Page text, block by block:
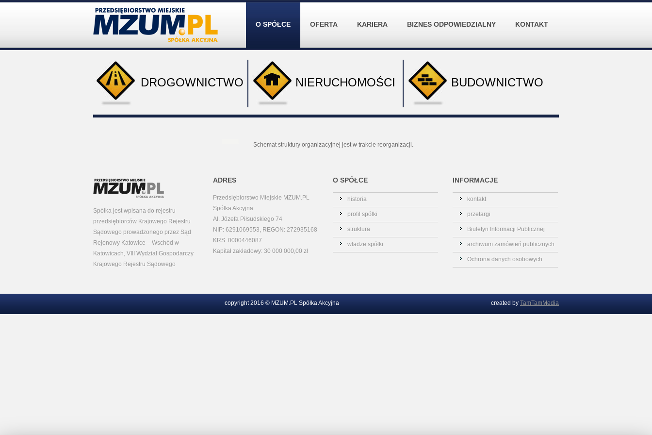
O SPÓŁCE OFERTA KARIERA BIZNES ODPOWIEDZIALNY KONTAKT
DROGOWNICTWO NIERUCHOMOŚCI BUDOWNICTWO
Schemat struktury organizacyjnej jest w trakcie reorganizacji.
Spółka jest wpisana do rejestru
przedsiębiorców Krajowego Rejestru
Sądowego prowadzonego przez Sąd
Rejonowy Katowice – Wschód w
Katowicach, VIII Wydział Gospodarczy
Krajowego Rejestru Sądowego
ADRES
Przedsiębiorstwo Miejskie MZUM.PL
Spółka Akcyjna
Al. Józefa Piłsudskiego 74
NIP: 6291069553, REGON: 272935168
KRS: 0000446087
Kapitał zakładowy: 30 000 000,00 zł
O SPÓŁCE
historia
profil spółki
struktura
władze spółki
INFORMACJE
kontakt
przetargi
Biuletyn Informacji Publicznej
archiwum zamówień publicznych
Ochrona danych osobowych
copyright 2016 © MZUM.PL Spółka Akcyjna created by TamTamMedia